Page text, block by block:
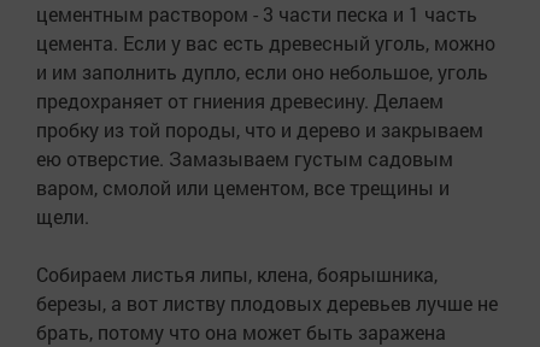
цементным раствором - 3 части песка и 1 часть
цемента. Если у вас есть древесный уголь, можно
и им заполнить дупло, если оно небольшое, уголь
предохраняет от гниения древесину. Делаем
пробку из той породы, что и дерево и закрываем
ею отверстие. Замазываем густым садовым
варом, смолой или цементом, все трещины и
щели.
Собираем листья липы, клена, боярышника,
березы, а вот листву плодовых деревьев лучше не
брать, потому что она может быть заражена